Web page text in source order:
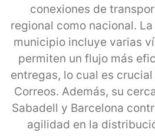
conexiones de
regional como nacional.
municipio incluye varias
permiten un flujo más
entregas, lo cual es
Correos. Además, su
Sabadell y Barcelona
agilidad en la